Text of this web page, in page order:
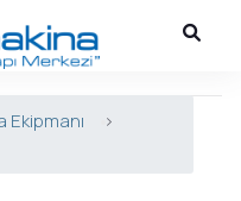
Ekipmanı
>